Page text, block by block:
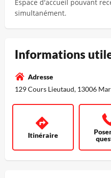
Espace d'accueil pouvant
simultanément.
Informations
Adresse
129 Cours Lieutaud, 13006
Itinéraire